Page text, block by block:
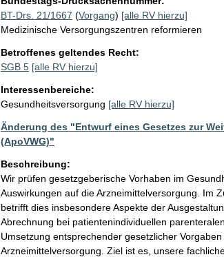
BT-Drs. 21/1667 (Vorgang) [alle RV hierzu]
Medizinische Versorgungszentren reformieren
Betroffenes geltendes Recht:
SGB 5 [alle RV hierzu]
Interessenbereiche:
Gesundheitsversorgung [alle RV hierzu]
Änderung des "Entwurf eines Gesetzes zur
(ApoVWG)"
Beschreibung:
Wir prüfen gesetzgeberische Vorhaben im
Auswirkungen auf die Arzneimittelversorgung. Im
betrifft dies insbesondere Aspekte der
Abrechnung bei patientenindividuellen
Umsetzung entsprechender gesetzlicher
Arzneimittelversorgung. Ziel ist es, unsere